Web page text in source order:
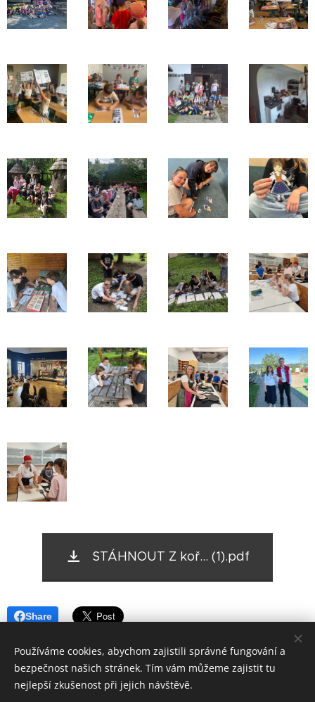
STÁHNOUT Z koř... (1).pdf
Share
Používáme cookies, abychom zajistili správné fungování a
bezpečnost našich stránek. Tím vám můžeme zajistit tu
nejlepší zkušenost při jejich návštěvě.